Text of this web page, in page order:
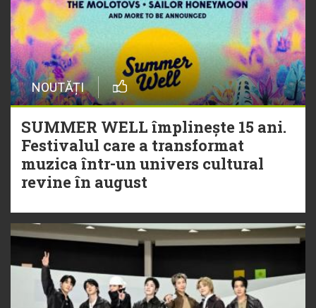
NOUTĂȚI
SUMMER WELL împlinește 15 ani.
Festivalul care a transformat
muzica într-un univers cultural
revine în august